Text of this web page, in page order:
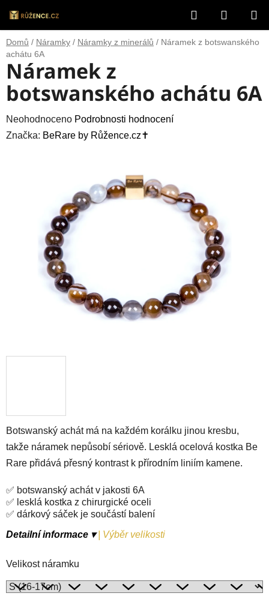
na
obsah
Hledat
KOŠÍK
Domů / Náramky / Náramky z minerálů / Náramek z botswanského
achátu 6A
Botswanský achát má na každém korálku jinou kresbu,
takže náramek nepůsobí sériově. Lesklá ocelová kostka Be
Rare přidává přesný kontrast k přírodním liniím kamene.
✅ botswanský achát v jakosti 6A
✅ lesklá kostka z chirurgické oceli
✅ dárkový sáček je součástí balení
Detailní informace ▾
Výběr velikosti
Velikost náramku
Náramek z
botswanského achátu 6A
Průměrné
hodnocení
hvězdiček.
Neohodnoceno Podrobnosti hodnocení
Značka: BeRare by Růžence.cz✝️